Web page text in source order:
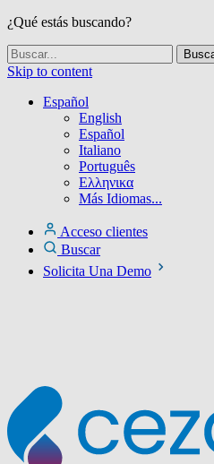
¿Qué estás buscando?
Skip to content
Español
English
Español
Italiano
Português
Ελληνικα
Más Idiomas...
Acceso clientes
Buscar
Solicita Una Demo